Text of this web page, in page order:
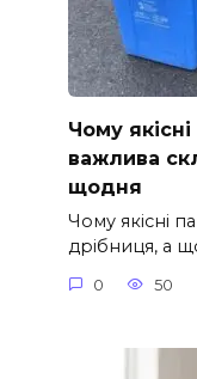
Чому
важлива
щодня
Чому якісні
дрібниця, а
0 50